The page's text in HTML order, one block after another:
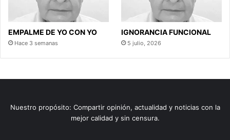
EMPALME DE YO CON YO
Hace 3 semanas
IGNORANCIA FUNCIONAL
5 julio, 2026
Nuestro propósito: Compartir opinión, actualidad y noticias con la
mejor calidad y sin censura.